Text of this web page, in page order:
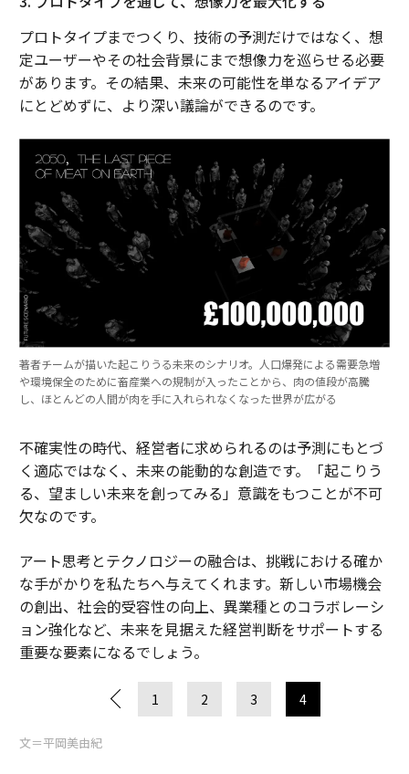
プロトタイプまでつくり、技術の予測だけではなく、想
定ユーザーやその社会背景にまで想像力を巡らせる必要
があります。その結果、未来の可能性を単なるアイデア
にとどめずに、より深い議論ができるのです。
著者チームが描いた起こりうる未来のシナリオ。人口爆発による需要急増
や環境保全のために畜産業への規制が入ったことから、肉の値段が高騰
し、ほとんどの人間が肉を手に入れられなくなった世界が広がる
不確実性の時代、経営者に求められるのは予測にもとづ
く適応ではなく、未来の能動的な創造です。「起こりう
る、望ましい未来を創ってみる」意識をもつことが不可
欠なのです。
アート思考とテクノロジーの融合は、挑戦における確か
な手がかりを私たちへ与えてくれます。新しい市場機会
の創出、社会的受容性の向上、異業種とのコラボレーシ
ョン強化など、未来を見据えた経営判断をサポートする
重要な要素になるでしょう。
1 2 3 4
文＝平岡美由紀